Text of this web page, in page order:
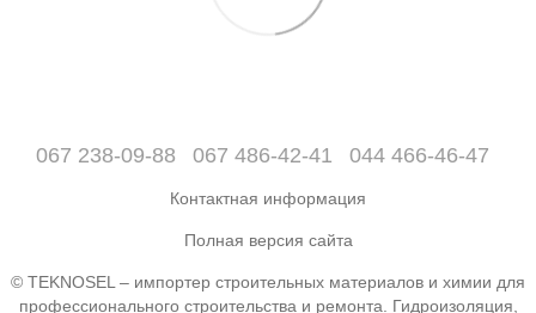
067 238-09-88 067 486-42-41 044 466-46-47
Контактная информация
Полная версия сайта
© TEKNOSEL – импортер строительных материалов и химии для
профессионального строительства и ремонта. Гидроизоляция,